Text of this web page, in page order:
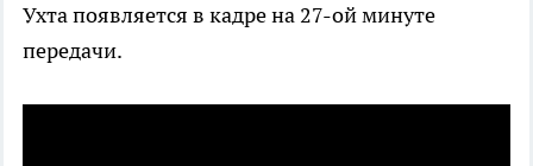
Ухта появляется в кадре на 27-ой минуте
передачи.